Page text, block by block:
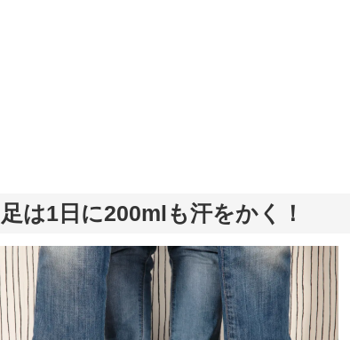
足は1日に200mlも汗をかく！